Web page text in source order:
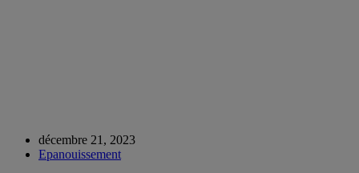
décembre 21, 2023
Epanouissement